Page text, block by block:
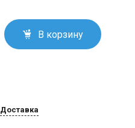
В корзину
Доставка